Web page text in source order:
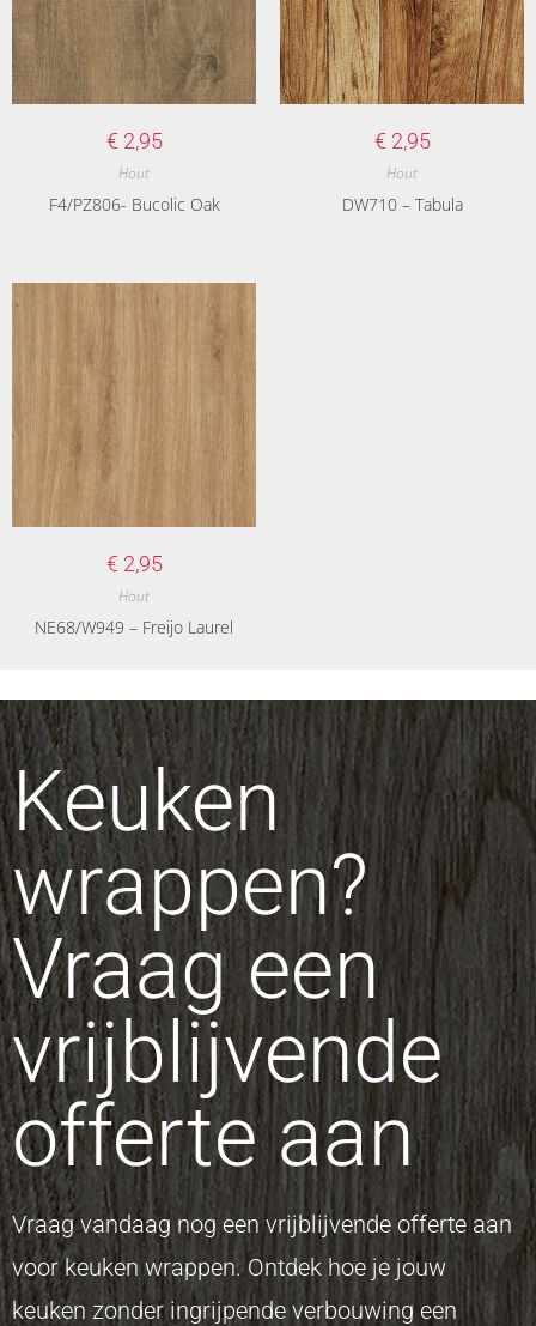
€ 2,95
Hout
F4/PZ806- Bucolic Oak
€ 2,95
Hout
DW710 – Tabula
€ 2,95
Hout
NE68/W949 – Freijo Laurel
Keuken
wrappen?
Vraag een
vrijblijvende
offerte aan
Vraag vandaag nog een vrijblijvende offerte aan
voor keuken wrappen. Ontdek hoe je jouw
keuken zonder ingrijpende verbouwing een